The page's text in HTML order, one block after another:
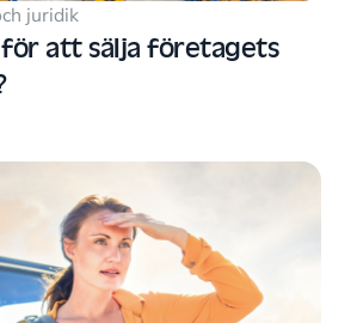
juridik
att sälja företagets